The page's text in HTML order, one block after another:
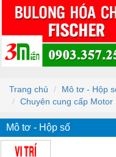
Trang chủ
Mô tơ - Hộp
Chuyên cung cấp
Mô tơ - Hộp số